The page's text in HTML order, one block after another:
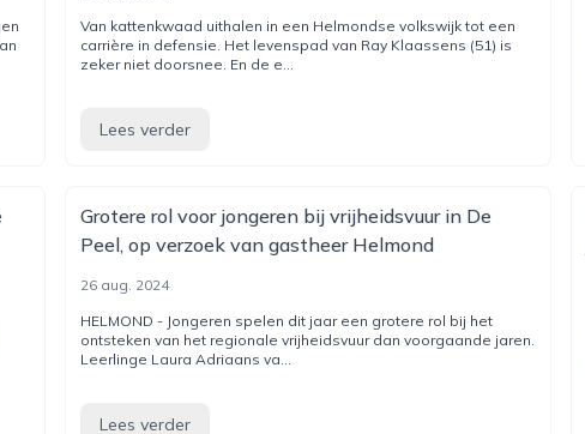
Van kattenkwaad uithalen in een Helmondse volkswijk tot een
carrière in defensie. Het levenspad van Ray Klaassens (51) is
zeker niet doorsnee. En de e...
Lees verder
Grotere rol voor jongeren bij vrijheidsvuur in De
Peel, op verzoek van gastheer Helmond
26 aug. 2024
HELMOND - Jongeren spelen dit jaar een grotere rol bij het
ontsteken van het regionale vrijheidsvuur dan voorgaande jaren.
Leerlinge Laura Adriaans va...
Lees verder